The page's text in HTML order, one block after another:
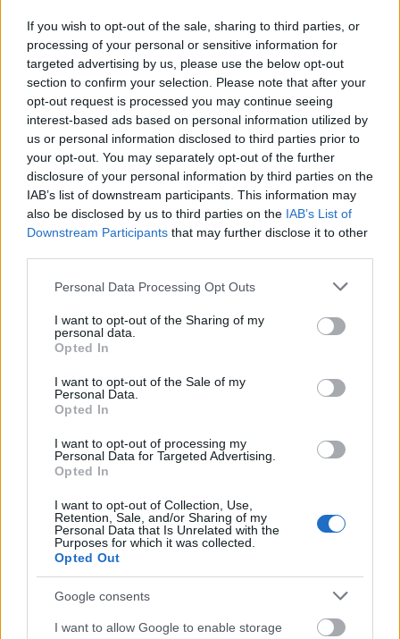
If you wish to opt-out of the sale, sharing to third parties, or
processing of your personal or sensitive information for
targeted advertising by us, please use the below opt-out
section to confirm your selection. Please note that after your
opt-out request is processed you may continue seeing
interest-based ads based on personal information utilized by
us or personal information disclosed to third parties prior to
your opt-out. You may separately opt-out of the further
disclosure of your personal information by third parties on the
IAB’s list of downstream participants. This information may
also be disclosed by us to third parties on the IAB’s List of
Downstream Participants that may further disclose it to other
Please note that this website/app uses one or more Google
not limited to your visit or usage behaviour. You may click to
grant or deny consent to Google and its third-party tags to
use your data for below specified purposes in below Google
consent section.
Personal Data Processing Opt Outs
I want to opt-out of the Sharing of my
personal data.
Opted In
I want to opt-out of the Sale of my
Personal Data.
Opted In
I want to opt-out of processing my
Personal Data for Targeted Advertising.
Opted In
I want to opt-out of Collection, Use,
Retention, Sale, and/or Sharing of my
Personal Data that Is Unrelated with the
Purposes for which it was collected.
Opted Out
Google consents
I want to allow Google to enable storage
születésnapja. És egy új autó is jól jönne már...”APino
Palladinovalközösen írt érzékiFebruary Sunés a
keményRush Hour zárta a szóló show-t, amelynek
végéreSzabóis berohant a színpadra, s csatlakozott
az előadáshoz. Érdekes módon, hiányzott aDominic
MillerésStingáltal jegyzettShape Of My Hearta
repertoárból. A ráadásban a három gitárművész
közösen adott elő egy művet, amelynek címeDom
szerint igen találó volt,Blind Flying(Vakrepülés),
hiszenStingzenészének itt abszolút improvizálnia
kellett.Millerpár mondatban még magasztalta
fantasztikus harmóniáit és zeneszerzői
képességeit is.
Reméljük lesz folytatása az ilyen és ehhez hasonló
fantasztikus több állomásos akusztikus